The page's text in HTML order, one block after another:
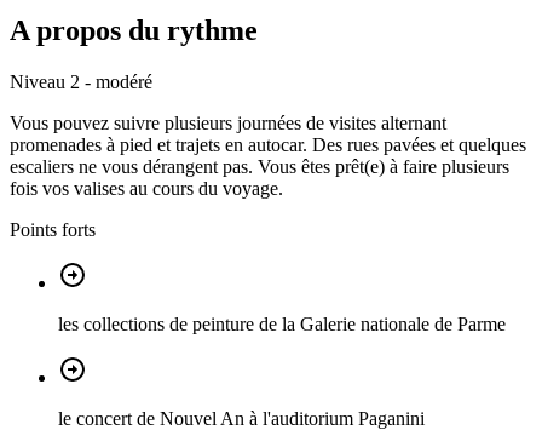
A propos du rythme
Niveau 2 - modéré
Vous pouvez suivre plusieurs journées de visites alternant
promenades à pied et trajets en autocar. Des rues pavées et quelques
escaliers ne vous dérangent pas. Vous êtes prêt(e) à faire plusieurs
fois vos valises au cours du voyage.
Points forts
les collections de peinture de la Galerie nationale de Parme
le concert de Nouvel An à l'auditorium Paganini